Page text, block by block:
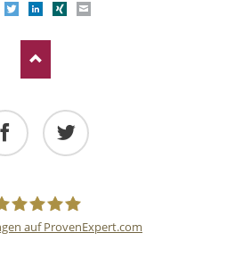
FacebookTwitterLinkedIn
Xing
auf ProvenExpert.com